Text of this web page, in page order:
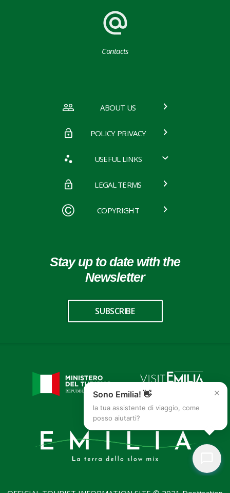
Contacts
ABOUT US
POLICY PRIVACY
USEFUL LINKS
LEGAL TERMS
COPYRIGHT
Stay up to date with the
Newsletter
SUBSCRIBE
×
Sono Emilia! 👋
la tua assistente di viaggio, come
posso aiutarti?